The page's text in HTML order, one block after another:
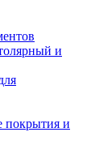
и
покрытия и